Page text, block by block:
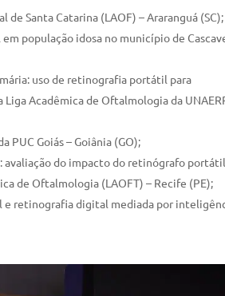
Santa Catarina (LAOF) – Araranguá (SC);
população idosa no município de
uso de retinografia portátil para
Acadêmica de Oftalmologia da
PUC Goiás – Goiânia (GO);
avaliação do impacto do retinógrafo
de Oftalmologia (LAOFT) – Recife (PE);
e retinografia digital mediada por